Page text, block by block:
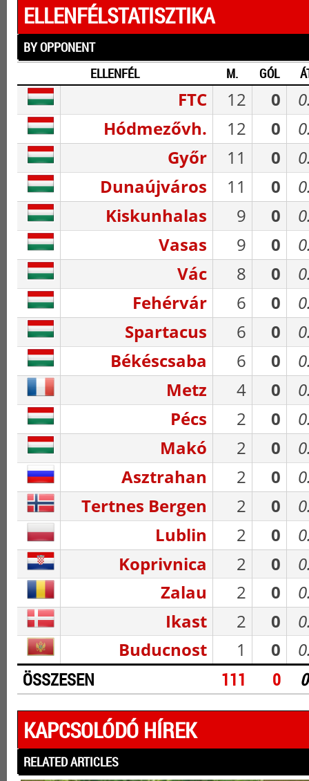
ELLENFÉLSTATISZTIKA
BY OPPONENT
ELLENFÉL
M. GÓL
FTC 12 0
Hódmezővh.
12 0
Győr
11 0
Dunaújváros
11 0
Kiskunhalas
9 0
Vasas
9 0
Vác
8 0
Fehérvár
6 0
Spartacus
6 0
Békéscsaba
6 0
Metz
4 0
Pécs
2 0
Makó
2 0
Asztrahan
2 0
Tertnes Bergen
2 0
Lublin
2 0
Koprivnica
2 0
Zalau
2 0
Ikast
2 0
Buducnost
1 0
ÖSSZESEN 111 0
KAPCSOLÓDÓ HÍREK
RELATED ARTICLES